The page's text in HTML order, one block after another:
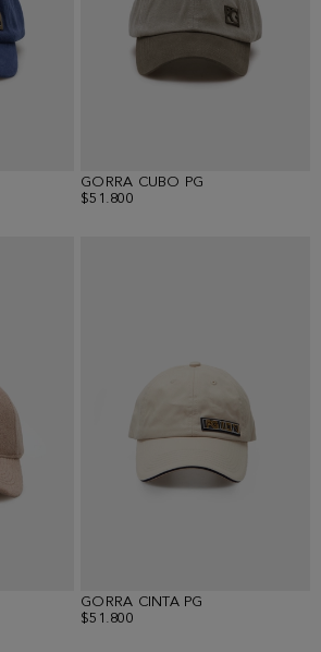
GORRA CUBO PG
$51.800
GORRA CINTA PG
$51.800